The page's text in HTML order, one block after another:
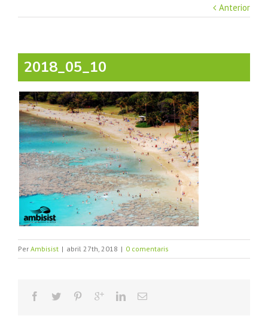
Anterior
2018_05_10
Per Ambisist | abril 27th, 2018 | 0 comentaris